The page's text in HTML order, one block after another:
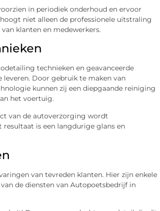
in periodiek onderhoud en ervoor
niet alleen de professionele uitstraling
klanten en medewerkers.
technieken en geavanceerde
Door gebruik te maken van
kunnen zij een diepgaande reiniging
het voertuig.
van de autoverzorging wordt
is een langdurige glans en
van tevreden klanten. Hier zijn enkele
de diensten van Autopoetsbedrijf in